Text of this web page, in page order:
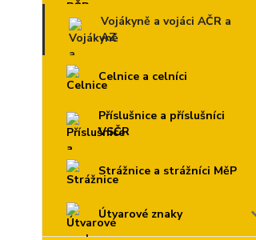
Vojákyně a vojáci AČR a
AZ
Celnice a celníci
Příslušnice a příslušníci
VSČR
Strážnice a strážníci MěP
Útvarové znaky